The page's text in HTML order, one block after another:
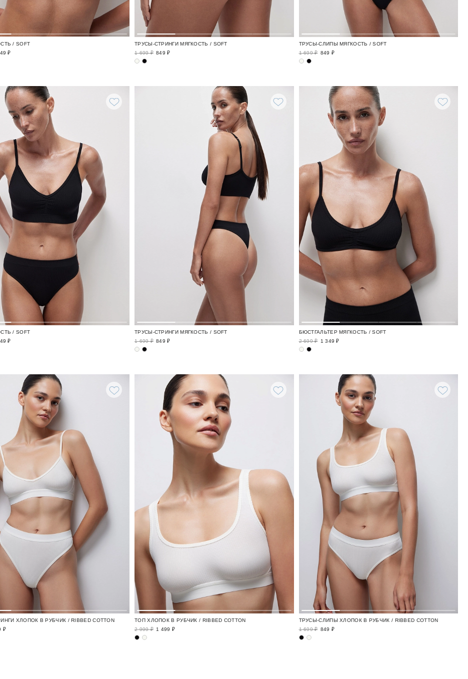
/ SOFT
₽
ТРУСЫ-СТРИНГИ МЯГКОСТЬ / SOFT
1 699 ₽ 849 ₽
ТРУСЫ-СЛИПЫ МЯГКОСТЬ / SOFT
1 699 ₽ 849 ₽
/ SOFT
₽
ТРУСЫ-СТРИНГИ МЯГКОСТЬ / SOFT
1 699 ₽ 849 ₽
БЮСТГАЛЬТЕР МЯГКОСТЬ / SOFT
2 699 ₽ 1 349 ₽
ХЛОПОК В РУБЧИК / RIBBED COTTON
₽
ТОП ХЛОПОК В РУБЧИК / RIBBED COTTON
2 999 ₽ 1 499 ₽
ТРУСЫ-СЛИПЫ ХЛОПОК В РУБЧИК / RIBBED COTTON
1 699 ₽ 849 ₽